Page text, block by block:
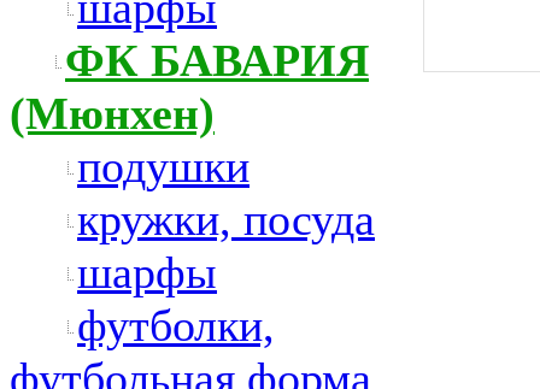
ФК БАВАРИЯ
(Мюнхен)
подушки
кружки, посуда
шарфы
футболки,
футбольная форма